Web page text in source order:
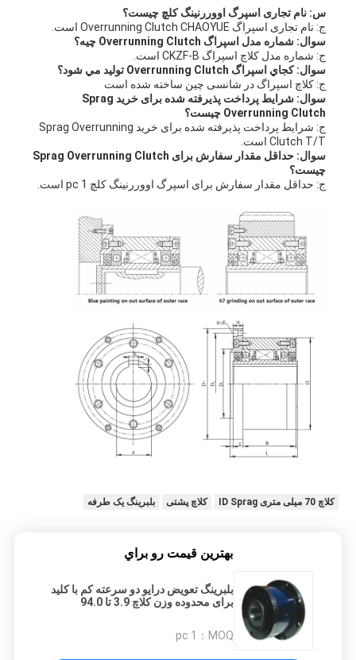
س: نام تجاری اسپرگ اووررنینگ کلچ چیست؟
ج: نام تجاری اسپراگ Overrunning Clutch CHAOYUE است.
سوال: شماره مدل اسپراگ Overrunning Clutch چیه؟
ج: شماره مدل کلاچ اسپراگ CKZF-B است.
سوال: کجاي اسپراگ Overrunning Clutch توليد مي شود؟
ج: کلاچ اسپراگ در شانسی چین ساخته شده است
سوال: شرایط پرداخت پذیرفته شده برای خرید Sprag
Overrunning Clutch چیست؟
ج: شرایط پرداخت پذیرفته شده برای خرید Sprag Overrunning
Clutch T/T است.
سوال: حداقل مقدار سفارش برای Sprag Overrunning Clutch
چیست؟
ج: حداقل مقدار سفارش برای اسپرگ اووررنینگ کلچ 1 pc است.
کلاچ 70 میلی متری ID Sprag کلاچ پشتی بلبرینگ یک طرفه
بهترين قيمت رو براي
بلبرینگ تعویض درایو دو سرعته کم با کلید
برای محدوده وزن کلاچ 3.9 تا 94.0
MOQ：
1 pc